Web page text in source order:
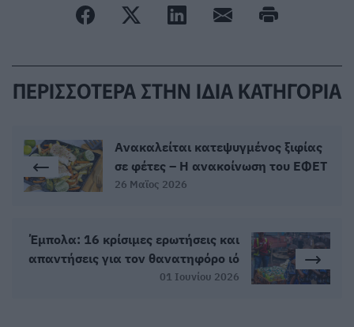
ΠΕΡΙΣΣΟΤΕΡΑ ΣΤΗΝ ΙΔΙΑ ΚΑΤΗΓΟΡΙΑ
Ανακαλείται κατεψυγμένος ξιφίας
σε φέτες – Η ανακοίνωση του ΕΦΕΤ
26 Μαϊος 2026
Έμπολα: 16 κρίσιμες ερωτήσεις και
απαντήσεις για τον θανατηφόρο ιό
01 Ιουνίου 2026